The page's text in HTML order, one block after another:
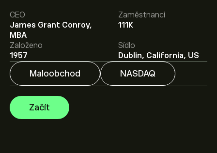
CEO
James Grant Conroy,
MBA
Zaměstnanci
111K
Založeno
1957
Sídlo
Dublin, California, US
Maloobchod NASDAQ
Začít
Průměrný cenový cíl pro akcie Ross Stores Inc je
255.23‎$‎.Zaregistrujte se
na eToro a získejte detailní
prognózy analytiků i cenové cíle.
Analytici nabízí prognózy pro akcie Ross Stores Inc na
základě tržních trendů, finančních zpráv a očekávaného
růstu. Podívejte se na prognózu budoucího vývoje cen.